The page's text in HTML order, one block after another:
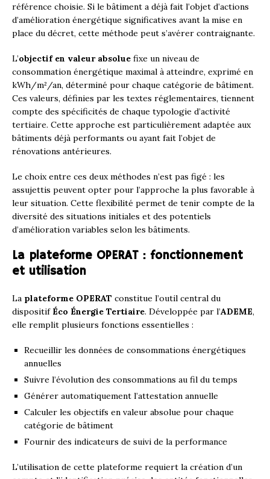
référence choisie. Si le bâtiment a déjà fait l’objet d’actions
d’amélioration énergétique significatives avant la mise en
place du décret, cette méthode peut s’avérer contraignante.
L’objectif en valeur absolue fixe un niveau de
consommation énergétique maximal à atteindre, exprimé en
kWh/m²/an, déterminé pour chaque catégorie de bâtiment.
Ces valeurs, définies par les textes réglementaires, tiennent
compte des spécificités de chaque typologie d’activité
tertiaire. Cette approche est particulièrement adaptée aux
bâtiments déjà performants ou ayant fait l’objet de
rénovations antérieures.
Le choix entre ces deux méthodes n’est pas figé : les
assujettis peuvent opter pour l’approche la plus favorable à
leur situation. Cette flexibilité permet de tenir compte de la
diversité des situations initiales et des potentiels
d’amélioration variables selon les bâtiments.
La plateforme OPERAT : fonctionnement
et utilisation
La plateforme OPERAT constitue l’outil central du
dispositif Éco Énergie Tertiaire. Développée par l’ADEME,
elle remplit plusieurs fonctions essentielles :
Recueillir les données de consommations énergétiques
annuelles
Suivre l’évolution des consommations au fil du temps
Générer automatiquement l’attestation annuelle
Calculer les objectifs en valeur absolue pour chaque
catégorie de bâtiment
Fournir des indicateurs de suivi de la performance
L’utilisation de cette plateforme requiert la création d’un